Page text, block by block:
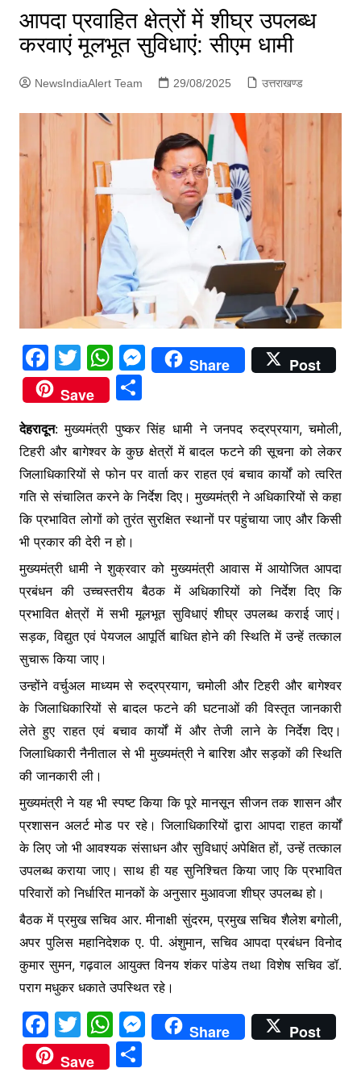
आपदा प्रवाहित क्षेत्रों में शीघ्र उपलब्ध
करवाएं मूलभूत सुविधाएं: सीएम धामी
NewsIndiaAlert Team 29/08/2025 उत्तराखण्ड
F
a
c
e
b
o
o
k
T
w
itt
er
W
h
at
s
A
p
p
M
e
s
e
n
g
er
Share
Post
Save
S
ar
e
देहरादून: मुख्यमंत्री पुष्कर सिंह धामी ने जनपद रुद्रप्रयाग, चमोली,
टिहरी और बागेश्वर के कुछ क्षेत्रों में बादल फटने की सूचना को लेकर
जिलाधिकारियों से फोन पर वार्ता कर राहत एवं बचाव कार्यों को त्वरित
गति से संचालित करने के निर्देश दिए। मुख्यमंत्री ने अधिकारियों से कहा
कि प्रभावित लोगों को तुरंत सुरक्षित स्थानों पर पहुंचाया जाए और किसी
भी प्रकार की देरी न हो।
मुख्यमंत्री धामी ने शुक्रवार को मुख्यमंत्री आवास में आयोजित आपदा
प्रबंधन की उच्चस्तरीय बैठक में अधिकारियों को निर्देश दिए कि
प्रभावित क्षेत्रों में सभी मूलभूत सुविधाएं शीघ्र उपलब्ध कराई जाएं।
सड़क, विद्युत एवं पेयजल आपूर्ति बाधित होने की स्थिति में उन्हें तत्काल
सुचारू किया जाए।
उन्होंने वर्चुअल माध्यम से रुद्रप्रयाग, चमोली और टिहरी और बागेश्वर
के जिलाधिकारियों से बादल फटने की घटनाओं की विस्तृत जानकारी
लेते हुए राहत एवं बचाव कार्यों में और तेजी लाने के निर्देश दिए।
जिलाधिकारी नैनीताल से भी मुख्यमंत्री ने बारिश और सड़कों की स्थिति
की जानकारी ली।
मुख्यमंत्री ने यह भी स्पष्ट किया कि पूरे मानसून सीजन तक शासन और
प्रशासन अलर्ट मोड पर रहे। जिलाधिकारियों द्वारा आपदा राहत कार्यों
के लिए जो भी आवश्यक संसाधन और सुविधाएं अपेक्षित हों, उन्हें तत्काल
उपलब्ध कराया जाए। साथ ही यह सुनिश्चित किया जाए कि प्रभावित
परिवारों को निर्धारित मानकों के अनुसार मुआवजा शीघ्र उपलब्ध हो।
बैठक में प्रमुख सचिव आर. मीनाक्षी सुंदरम, प्रमुख सचिव शैलेश बगोली,
अपर पुलिस महानिदेशक ए. पी. अंशुमान, सचिव आपदा प्रबंधन विनोद
कुमार सुमन, गढ़वाल आयुक्त विनय शंकर पांडेय तथा विशेष सचिव डॉ.
पराग मधुकर धकाते उपस्थित रहे।
F
a
c
T
w
itt
W
h
at
M
e
Share
Post
Save
S